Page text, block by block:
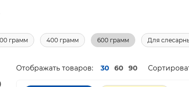
грамм 400 грамм 600 грамм Для
Отображать товаров: 30 60 90